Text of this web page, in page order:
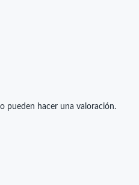
pueden hacer una valoración.